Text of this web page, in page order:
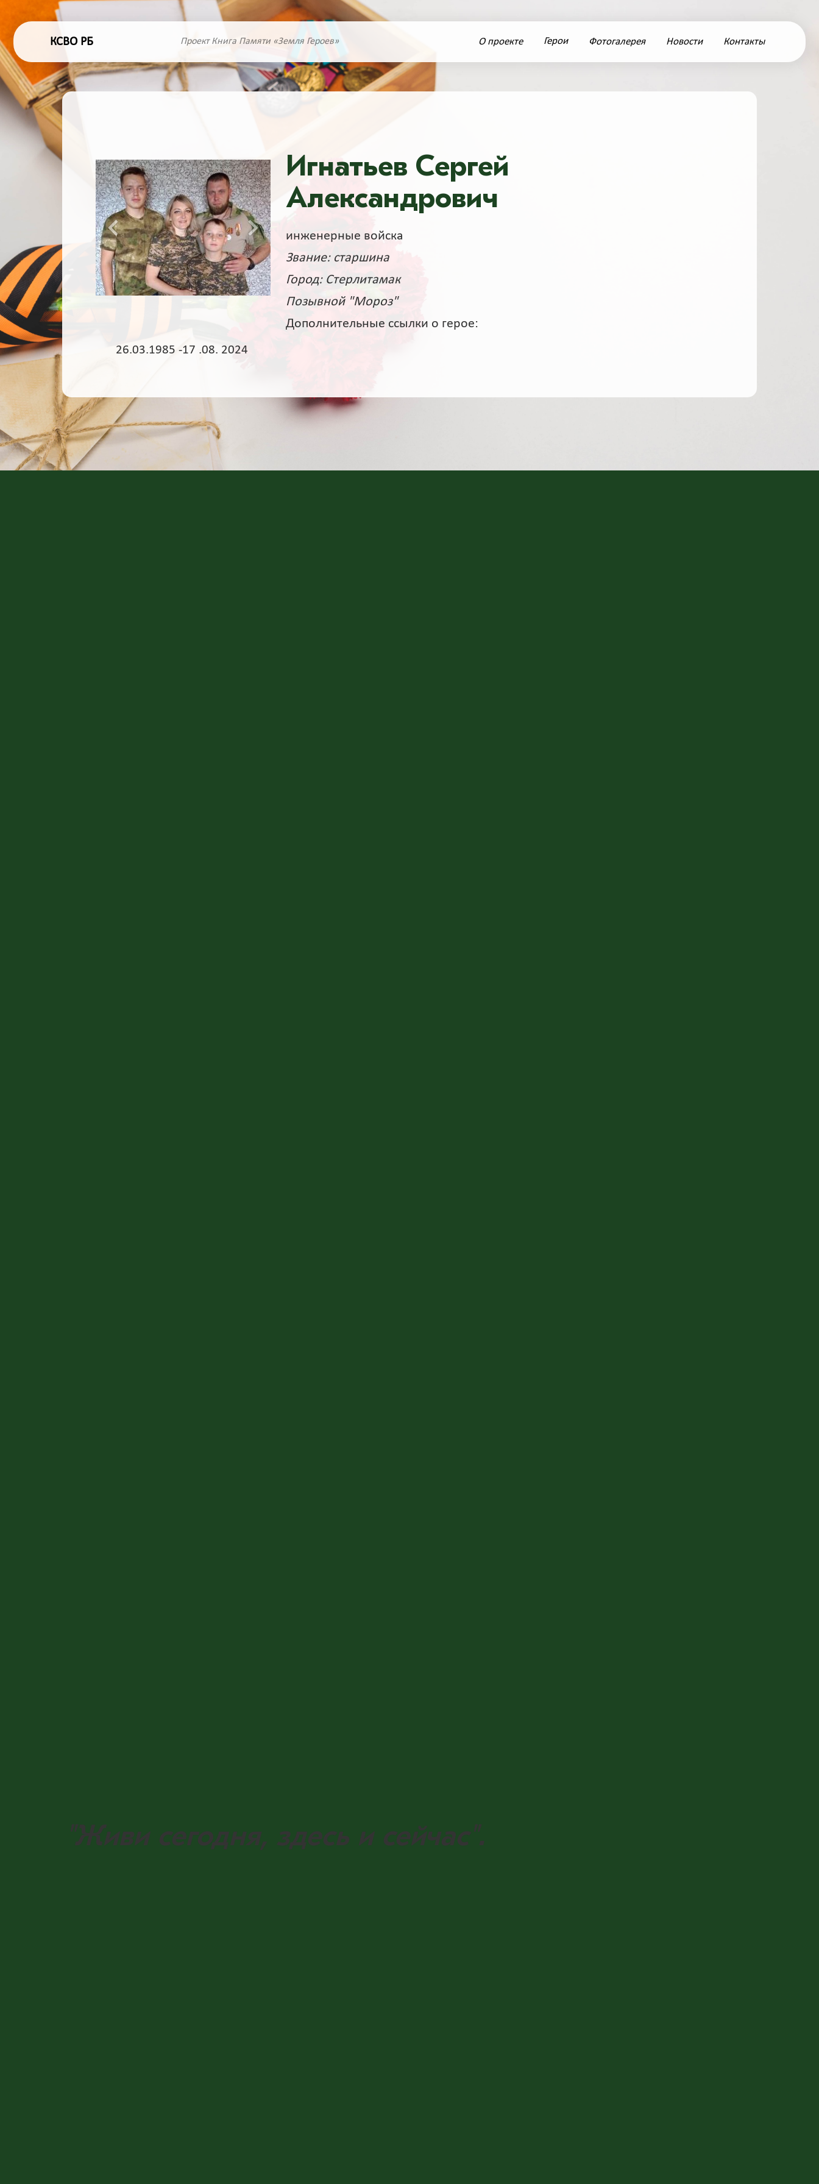
КСВО РБ Проект Книга Памяти «Земля Героев» О проекте Герои Фотогалерея Новости Контакты
26.03.1985 -17 .08. 2024
Игнатьев Сергей
Александрович
инженерные войска
Звание: старшина
Город: Стерлитамак
Позывной "Мороз"
Дополнительные ссылки о герое:
"Живи сегодня, здесь и сейчас".